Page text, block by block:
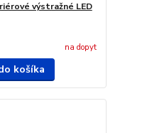
výstražné LED
na dopyt
košíka